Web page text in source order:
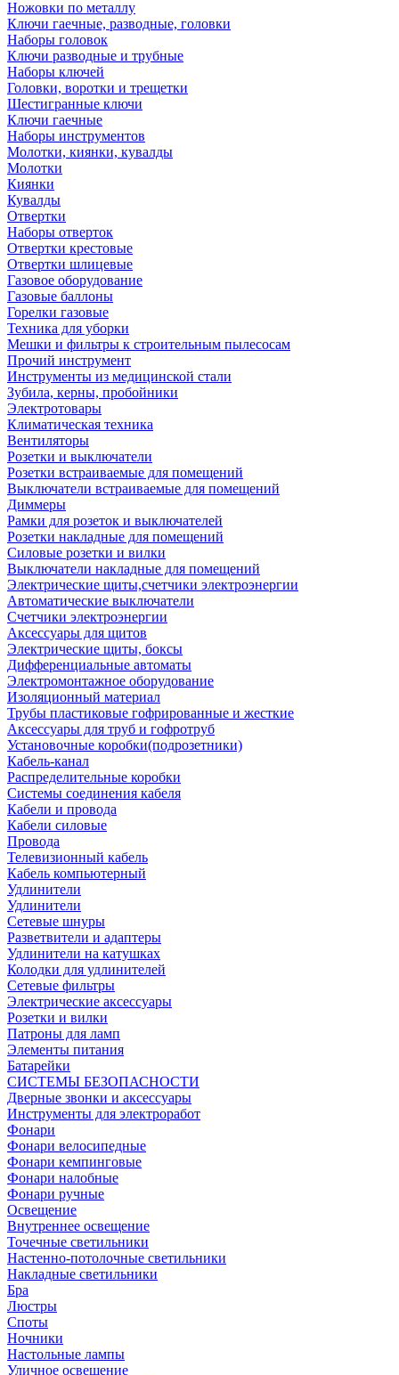
Ножовки по металлу
Ключи гаечные, разводные, головки
Наборы головок
Ключи разводные и трубные
Наборы ключей
Головки, воротки и трещетки
Шестигранные ключи
Ключи гаечные
Наборы инструментов
Молотки, киянки, кувалды
Молотки
Киянки
Кувалды
Отвертки
Наборы отверток
Отвертки крестовые
Отвертки шлицевые
Газовое оборудование
Газовые баллоны
Горелки газовые
Техника для уборки
Мешки и фильтры к строительным пылесосам
Прочий инструмент
Инструменты из медицинской стали
Зубила, керны, пробойники
Электротовары
Климатическая техника
Вентиляторы
Розетки и выключатели
Розетки встраиваемые для помещений
Выключатели встраиваемые для помещений
Диммеры
Рамки для розеток и выключателей
Розетки накладные для помещений
Силовые розетки и вилки
Выключатели накладные для помещений
Электрические щиты,счетчики электроэнергии
Автоматические выключатели
Счетчики электроэнергии
Аксессуары для щитов
Электрические щиты, боксы
Дифференциальные автоматы
Электромонтажное оборудование
Изоляционный материал
Трубы пластиковые гофрированные и жесткие
Аксессуары для труб и гофротруб
Установочные коробки(подрозетники)
Кабель-канал
Распределительные коробки
Системы соединения кабеля
Кабели и провода
Кабели силовые
Провода
Телевизионный кабель
Кабель компьютерный
Удлинители
Удлинители
Сетевые шнуры
Разветвители и адаптеры
Удлинители на катушках
Колодки для удлинителей
Сетевые фильтры
Электрические аксессуары
Розетки и вилки
Патроны для ламп
Элементы питания
Батарейки
СИСТЕМЫ БЕЗОПАСНОСТИ
Дверные звонки и аксессуары
Инструменты для электроработ
Фонари
Фонари велосипедные
Фонари кемпинговые
Фонари налобные
Фонари ручные
Освещение
Внутреннее освещение
Точечные светильники
Настенно-потолочные светильники
Накладные светильники
Бра
Люстры
Споты
Ночники
Настольные лампы
Уличное освещение